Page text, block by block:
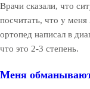
Врачи сказали, что
посчитать, что у
ортопед написал в
что это 2-3 степень.
Меня обманывают